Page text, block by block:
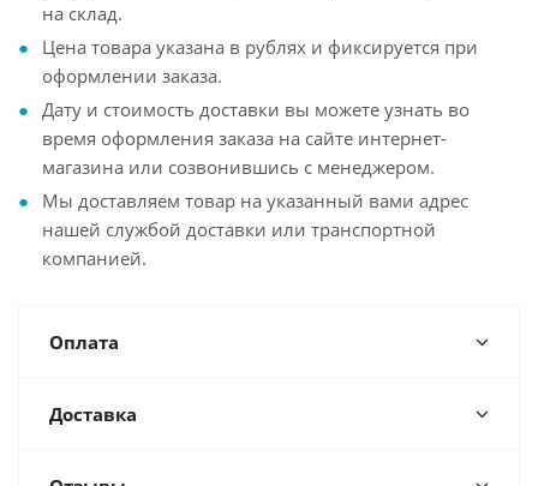
на склад.
Цена товара указана в рублях и фиксируется при
оформлении заказа.
Дату и стоимость доставки вы можете узнать во
время оформления заказа на сайте интернет-
магазина или созвонившись с менеджером.
Мы доставляем товар на указанный вами адрес
нашей службой доставки или транспортной
компанией.
Оплата
Доставка